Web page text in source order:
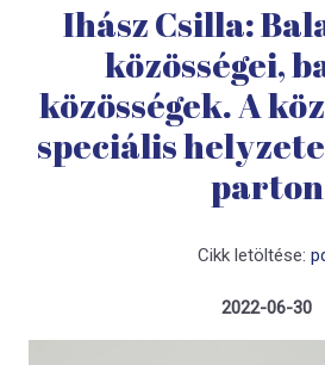
Ihász Csilla:
közösségei,
közösségek. A
speciális
parton
Cikk letöltése:
2022-06-30